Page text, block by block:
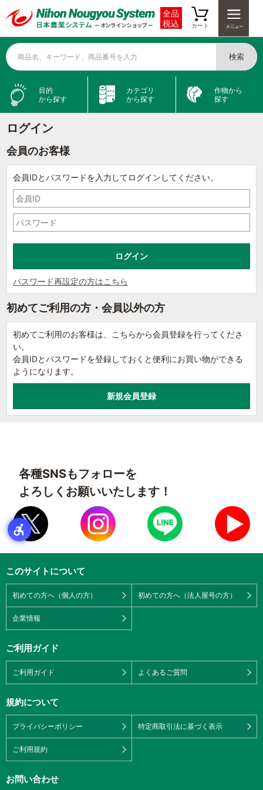
全品
税込
カート
商品名、キーワード、商品番号を入力 検索
目的
から探す
カテゴリ
から探す
作物から
探す
ログイン
会員のお客様
会員IDとパスワードを入力してログインしてください。
パスワード再設定の方はこちら
初めてご利用の方・会員以外の方
初めてご利用のお客様は、こちらから会員登録を行ってくださ
い。
会員IDとパスワードを登録しておくと便利にお買い物ができる
ようになります。
各種SNSもフォローを
よろしくお願いいたします！
このサイトについて
初めての方へ（個人の方） 初めての方へ（法人屋号の方）
企業情報
ご利用ガイド
ご利用ガイド よくあるご質問
規約について
プライバシーポリシー 特定商取引法に基づく表示
ご利用規約
お問い合わせ